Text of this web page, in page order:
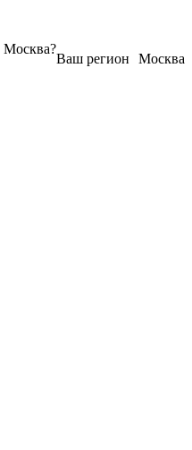
Москва
Ваш регион
Москва?